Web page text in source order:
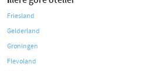
Friesland
Gelderland
Groningen
Flevoland